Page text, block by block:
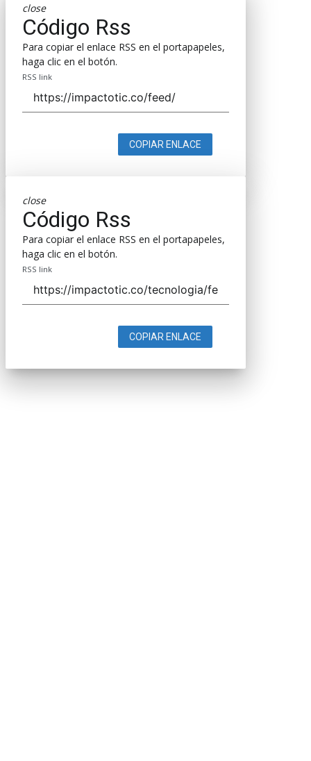
close
Código Rss
Para copiar el enlace RSS en el portapapeles,
haga clic en el botón.
RSS link
COPIAR ENLACE
close
Código Rss
Para copiar el enlace RSS en el portapapeles,
haga clic en el botón.
RSS link
COPIAR ENLACE